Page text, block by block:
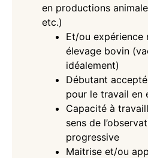
en productions
etc.)
Et/ou expérience
élevage bovin
idéalement)
Débutant
pour le travail en
Capacité à
sens de
progressive
Maitrise et/ou